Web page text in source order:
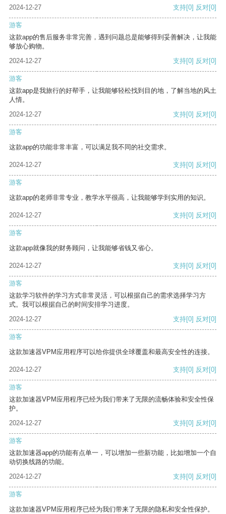
2024-12-27 支持[0] 反对[0]
游客
这款app的售后服务非常完善，遇到问题总是能够得到妥善解决，让我能
够放心购物。
2024-12-27
支持[0] 反对[0]
游客
这款app是我旅行的好帮手，让我能够轻松找到目的地，了解当地的风土
人情。
2024-12-27
支持[0] 反对[0]
游客
这款app的功能非常丰富，可以满足我不同的社交需求。
2024-12-27 支持[0] 反对[0]
游客
这款app的老师非常专业，教学水平很高，让我能够学到实用的知识。
2024-12-27 支持[0] 反对[0]
游客
这款app就像我的财务顾问，让我能够省钱又省心。
2024-12-27 支持[0] 反对[0]
游客
这款学习软件的学习方式非常灵活，可以根据自己的需求选择学习方
式。我可以根据自己的时间安排学习进度。
2024-12-27
支持[0] 反对[0]
游客
这款加速器VPM应用程序可以给你提供全球覆盖和最高安全性的连接。
2024-12-27 支持[0] 反对[0]
游客
这款加速器VPM应用程序已经为我们带来了无限的流畅体验和安全性保
护。
2024-12-27
支持[0] 反对[0]
游客
这款加速器app的功能有点单一，可以增加一些新功能，比如增加一个自
动切换线路的功能。
2024-12-27
支持[0] 反对[0]
游客
这款加速器VPM应用程序已经为我们带来了无限的隐私和安全性保护。